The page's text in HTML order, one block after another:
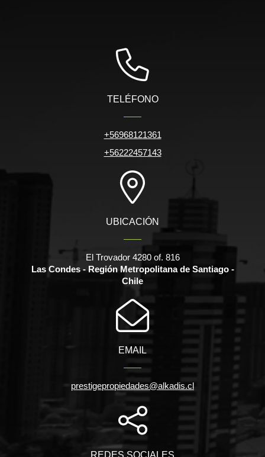
TELÉFONO
+56968121361
+56222457143
UBICACIÓN
El Trovador 4280 of. 816
Las Condes - Región Metropolitana de Santiago -
Chile
EMAIL
prestigepropiedades@alkadis.cl